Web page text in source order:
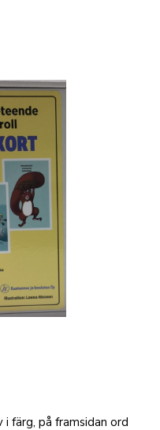
färg, på framsidan ord